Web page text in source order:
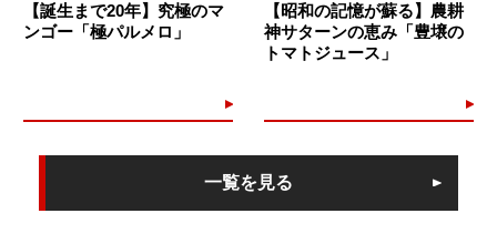
【誕生まで20年】究極のマ
ンゴー「極パルメロ」
【昭和の記憶が蘇る】農耕
神サターンの恵み「豊壌の
トマトジュース」
一覧を見る